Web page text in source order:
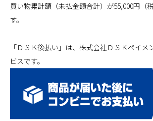
買い物累計額（未払金額合計）が55,000円（
す。
「ＤＳＫ後払い」は、株式会社ＤＳＫペイメ
ビスです。